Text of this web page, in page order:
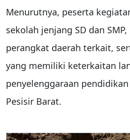
Menurutnya, peserta
sekolah jenjang SD dan
perangkat daerah terkait,
yang memiliki keterkaitan
penyelenggaraan
Pesisir Barat.